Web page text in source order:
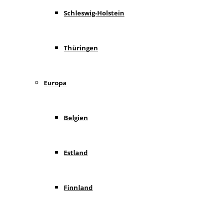
Schleswig-Holstein
Thüringen
Europa
Belgien
Estland
Finnland